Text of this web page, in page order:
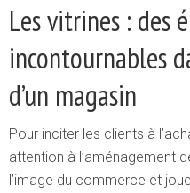
Les vitrines : des
incontournables
d’un magasin
Pour inciter les clients à
attention à l’aménagement
l’image du commerce et